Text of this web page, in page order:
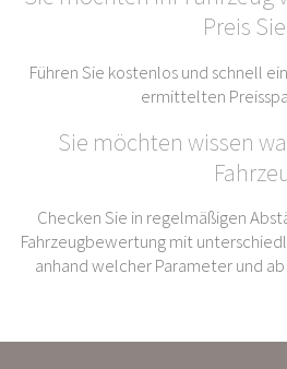
Preis
Führen Sie kostenlos und schnell
ermittelten
Sie möchten wissen
Checken Sie in regelmäßigen
Fahrzeugbewertung mit
anhand welcher Parameter und